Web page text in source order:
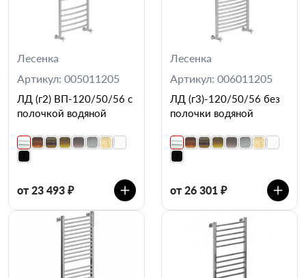
Лесенка
Артикул: 005011205
ЛД (г2) ВП-120/50/56 с
полочкой водяной
от 23 493 ₽
Лесенка
Артикул: 006011205
ЛД (г3)-120/50/56 без
полочки водяной
от 26 301 ₽